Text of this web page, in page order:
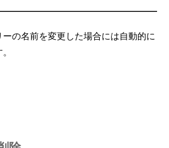
の名前を変更した場合には自動的に